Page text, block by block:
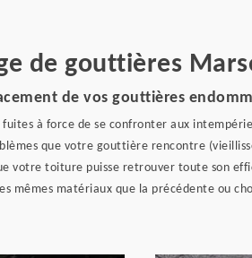
de gouttières
de vos gouttières
à force de se confronter aux
que votre gouttière rencontre
votre toiture puisse retrouver toute son
mêmes matériaux que la précédente ou